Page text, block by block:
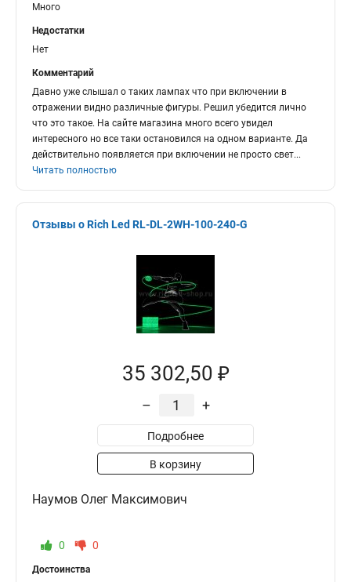
Много
Недостатки
Нет
Комментарий
Давно уже слышал о таких лампах что при включении в
отражении видно различные фигуры. Решил убедится лично
что это такое. На сайте магазина много всего увидел
интересного но все таки остановился на одном варианте. Да
действительно появляется при включении не просто свет...
Читать полностью
Отзывы о Rich Led RL-DL-2WH-100-240-G
35 302,50 ₽
– +
Подробнее
В корзину
Наумов Олег Максимович
0 0
Достоинства